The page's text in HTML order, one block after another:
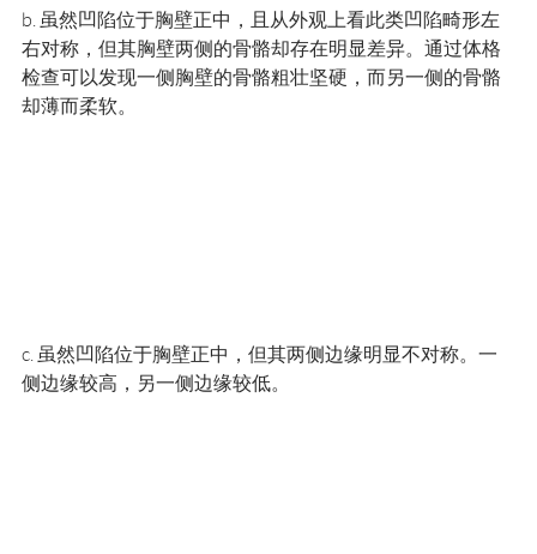
b. 虽然凹陷位于胸壁正中，且从外观上看此类凹陷畸形左
右对称，但其胸壁两侧的骨骼却存在明显差异。通过体格
检查可以发现一侧胸壁的骨骼粗壮坚硬，而另一侧的骨骼
却薄而柔软。
c. 虽然凹陷位于胸壁正中，但其两侧边缘明显不对称。一
侧边缘较高，另一侧边缘较低。